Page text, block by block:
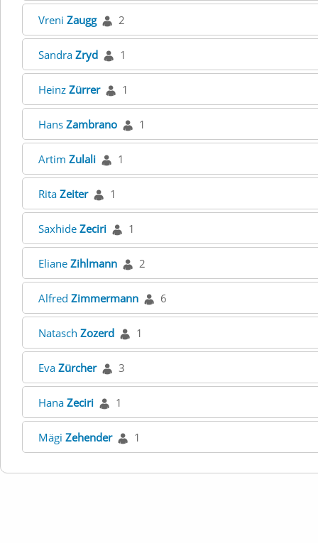
Vreni Zaugg 2
Sandra Zryd 1
Heinz Zürrer 1
Hans Zambrano 1
Artim Zulali 1
Rita Zeiter 1
Saxhide Zeciri 1
Eliane Zihlmann 2
Alfred Zimmermann 6
Natasch Zozerd 1
Eva Zürcher 3
Hana Zeciri 1
Mägi Zehender 1